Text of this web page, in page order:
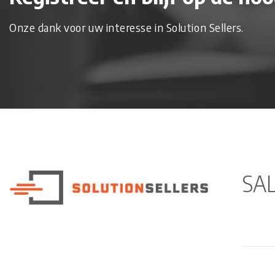
Onze dank voor uw interesse in Solution Sellers.